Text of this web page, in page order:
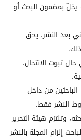
يخلّ بمضمون البحث أو
النشر، يحق
ثبوت الانتحال،
من داخل
النشر فقط.
وتلتزم هيئة التحرير
إلزام المجلة بالنشر